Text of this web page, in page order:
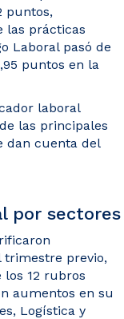
puntos,
las prácticas
Laboral pasó de
puntos en la
laboral
las principales
dan cuenta del
por sectores
trimestre previo,
los 12 rubros
aumentos en su
Logística y